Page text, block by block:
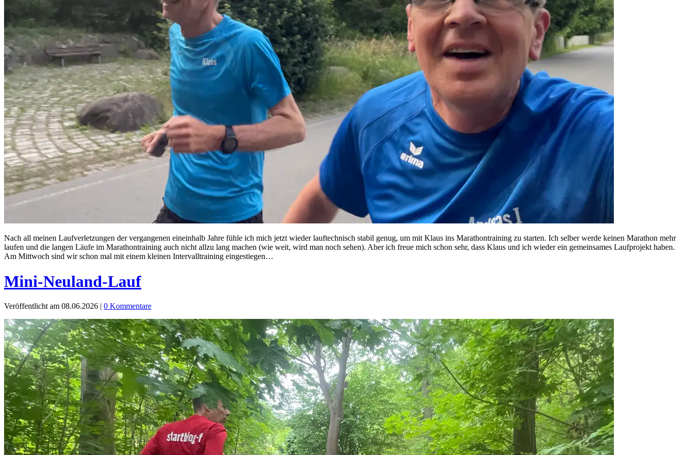
Nach all meinen Laufverletzungen der vergangenen eineinhalb Jahre fühle ich mich jetzt wieder lauftechnisch stabil genug, um mit Klaus ins Marathontraining zu starten. Ich selber werde keinen Marathon mehr
laufen und die langen Läufe im Marathontraining auch nicht allzu lang machen (wie weit, wird man noch sehen). Aber ich freue mich schon sehr, dass Klaus und ich wieder ein gemeinsames Laufprojekt haben.
Am Mittwoch sind wir schon mal mit einem kleinen Intervalltraining eingestiegen…
Mini-Neuland-Lauf
Veröffentlicht am 08.06.2026 | 0 Kommentare